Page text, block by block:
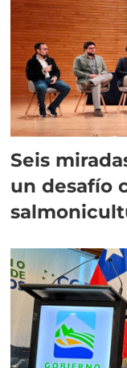
Seis
un desafío